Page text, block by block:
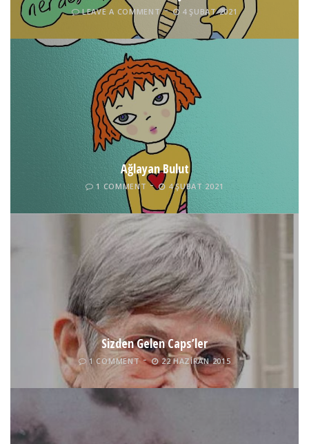
LEAVE A COMMENT 4 ŞUBAT 2021
Ağlayan Bulut
1 COMMENT 4 ŞUBAT 2021
Sizden Gelen Caps’ler
1 COMMENT 22 HAZIRAN 2015